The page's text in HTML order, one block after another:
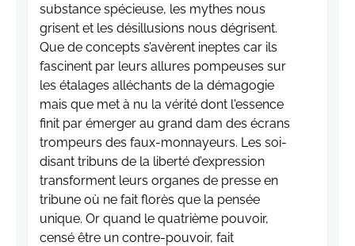
substance spécieuse, les mythes nous
grisent et les désillusions nous dégrisent.
Que de concepts s’avèrent ineptes car ils
fascinent par leurs allures pompeuses sur
les étalages alléchants de la démagogie
mais que met à nu la vérité dont l'essence
finit par émerger au grand dam des écrans
trompeurs des faux-monnayeurs. Les soi-
disant tribuns de la liberté d’expression
transforment leurs organes de presse en
tribune où ne fait florès que la pensée
unique. Or quand le quatrième pouvoir,
censé être un contre-pouvoir, fait